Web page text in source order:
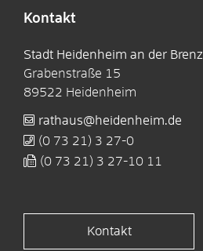
Kontakt
Stadt Heidenheim an der Brenz
Grabenstraße 15
89522 Heidenheim
rathaus@heidenheim.de
(0 73 21) 3 27-0
(0 73 21) 3 27-10 11
Kontakt